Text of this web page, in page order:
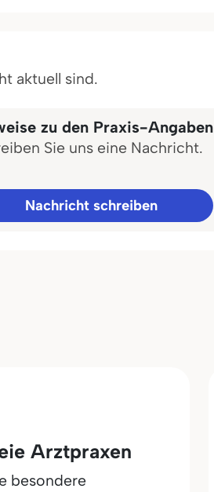
aktuell sind.
zu den Praxis-Angaben
Sie uns eine Nachricht.
Nachricht schreiben
Arztpraxen
besondere